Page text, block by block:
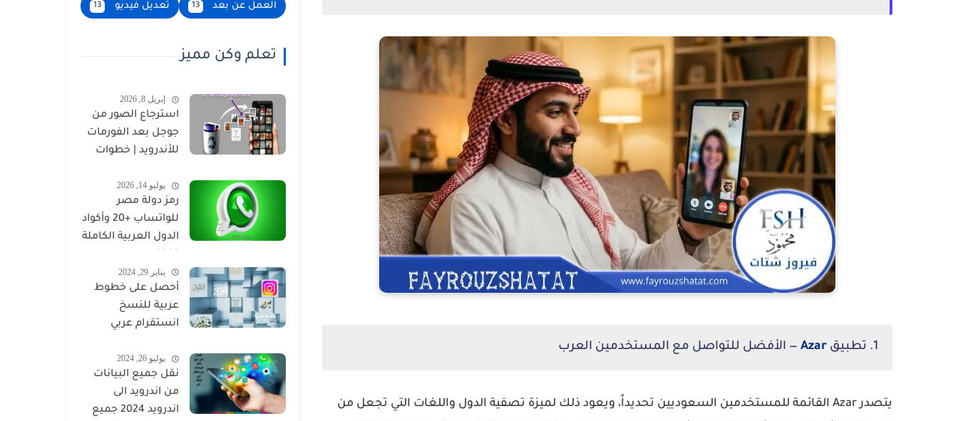
1. تطبيق Azar — الأفضل للتواصل مع المستخدمين العرب
يتصدر Azar القائمة للمستخدمين السعوديين تحديداً، ويعود ذلك لميزة تصفية الدول واللغات التي تجعل من
العمل عن بعد 13 تعديل فيديو 13
تعلم وكن مميز
إبريل 8, 2026
استرجاع الصور من
جوجل بعد الفورمات
للأندرويد | خطوات
يوليو 14, 2026
رمز دولة مصر
للواتساب +20 وأكواد
الدول العربية الكاملة
يناير 29, 2024
أحصل على خطوط
عربية للنسخ
انستقرام عربي
يوليو 26, 2024
نقل جميع البيانات
من اندرويد الى
اندرويد 2024 جميع